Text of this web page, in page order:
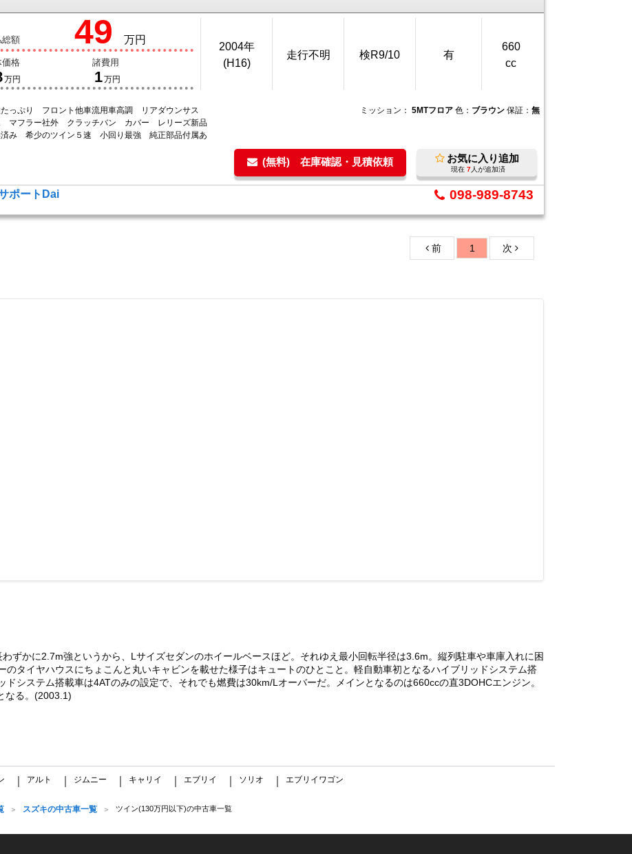
総額 49 万円
価格
万円
諸費用
1万円
2004年
(H16)
走行不明 検R9/10 有
660
cc
たっぷり フロント他車流用車高調 リアダウンサス
マフラー社外 クラッチバン カバー レリーズ新品
済み 希少のツイン５速 小回り最強 純正部品付属あ
ミッション： 5MTフロア 色： ブラウン 保証： 無
(無料) 在庫確認・見積依頼 お気に入り追加
現在 7人が追加済
ポートDai 098-989-8743
前 1 次
ずかに2.7m強というから、Lサイズセダンのホイールベースほど。それゆえ最小回転半径は3.6m。縦列駐車や車庫入れに困
のタイヤハウスにちょこんと丸いキャビンを載せた様子はキュートのひとこと。軽自動車初となるハイブリッドシステム搭
システム搭載車は4ATのみの設定で、それでも燃費は30km/Lオーバーだ。メインとなるのは660ccの直3DOHCエンジン。
なる。(2003.1)
アルト ジムニー キャリイ エブリイ ソリオ エブリイワゴン
スズキの中古車一覧 ツイン(130万円以下)の中古車一覧